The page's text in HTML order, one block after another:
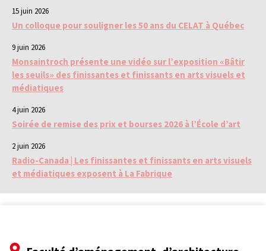
15 juin 2026
Un colloque pour souligner les 50 ans du CELAT à Québec
9 juin 2026
Monsaintroch présente une vidéo sur l’exposition «Bâtir
les seuils» des finissantes et finissants en arts visuels et
médiatiques
4 juin 2026
Soirée de remise des prix et bourses 2026 à l’École d’art
2 juin 2026
Radio-Canada | Les finissantes et finissants en arts visuels
et médiatiques exposent à La Fabrique